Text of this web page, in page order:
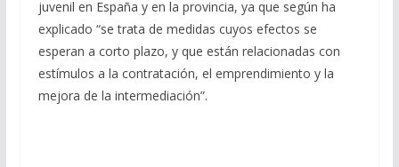
juvenil en España y en la provincia, ya que según ha
explicado “se trata de medidas cuyos efectos se
esperan a corto plazo, y que están relacionadas con
estímulos a la contratación, el emprendimiento y la
mejora de la intermediación”.